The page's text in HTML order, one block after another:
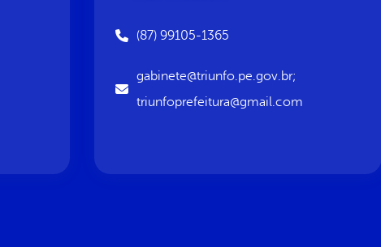
(87) 99105-1365
gabinete@triunfo.pe.gov.br;
triunfoprefeitura@gmail.com